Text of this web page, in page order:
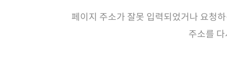
페이지 주소가 잘못 입력되었거나 요청
주소를